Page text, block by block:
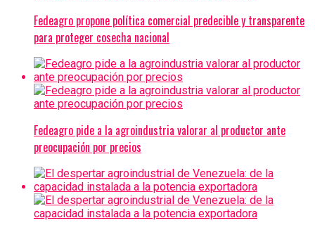
Fedeagro propone política comercial predecible y transparente
para proteger cosecha nacional
Fedeagro pide a la agroindustria valorar al productor ante
preocupación por precios